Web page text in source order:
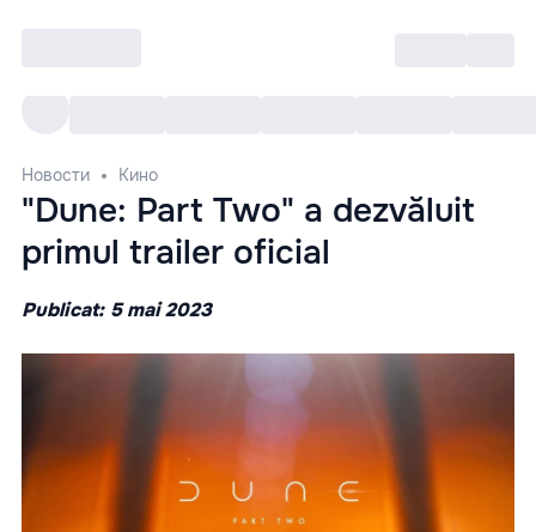
Новости Кино
"Dune: Part Two" a dezvăluit
primul trailer oficial
Publicat: 5 mai 2023